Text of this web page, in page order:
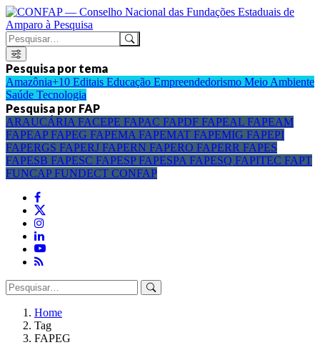
Pesquisa por tema
Amazônia+10 Editais Educação Empreendedorismo Meio Ambiente
Saúde Tecnologia
Pesquisa por FAP
ARAUCÁRIA FACEPE FAPAC FAPDF FAPEAL FAPEAM
FAPEAPFAPEG FAPEMA FAPEMAT FAPEMIG FAPEPI
FAPERGS FAPERJ FAPERN FAPERO FAPERR FAPES
FAPESB FAPESC FAPESPFAPESPA FAPESQ FAPITEC FAPT
FUNCAPFUNDECT CONFAP
Home
Tag
FAPEG